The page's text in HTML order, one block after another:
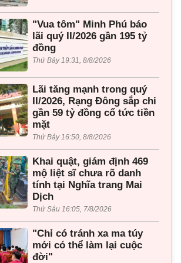
"Vua tôm" Minh Phú báo
lãi quý II/2026 gần 195 tỷ
đồng
Thứ Bảy 19:31, 8/8/2026
Lãi tăng mạnh trong quý
II/2026, Rạng Đông sắp chi
gần 59 tỷ đồng cổ tức tiền
mặt
Thứ Bảy 16:50, 8/8/2026
Khai quật, giám định 469
mộ liệt sĩ chưa rõ danh
tính tại Nghĩa trang Mai
Dịch
Thứ Sáu 16:05, 7/8/2026
"Chỉ có tránh xa ma túy
mới có thể làm lại cuộc
đời"